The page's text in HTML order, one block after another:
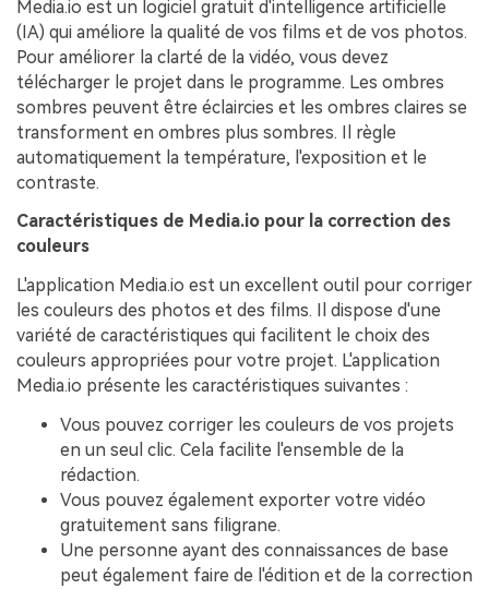
Media.io est un logiciel gratuit d'intelligence artificielle
(IA) qui améliore la qualité de vos films et de vos photos.
Pour améliorer la clarté de la vidéo, vous devez
télécharger le projet dans le programme. Les ombres
sombres peuvent être éclaircies et les ombres claires se
transforment en ombres plus sombres. Il règle
automatiquement la température, l'exposition et le
contraste.
Caractéristiques de Media.io pour la correction des
couleurs
L'application Media.io est un excellent outil pour corriger
les couleurs des photos et des films. Il dispose d'une
variété de caractéristiques qui facilitent le choix des
couleurs appropriées pour votre projet. L'application
Media.io présente les caractéristiques suivantes :
Vous pouvez corriger les couleurs de vos projets
en un seul clic. Cela facilite l'ensemble de la
rédaction.
Vous pouvez également exporter votre vidéo
gratuitement sans filigrane.
Une personne ayant des connaissances de base
peut également faire de l'édition et de la correction